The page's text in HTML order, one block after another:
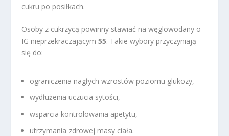
cukru po posiłkach.
Osoby z cukrzycą powinny stawiać na węglowodany o
IG nieprzekraczającym55. Takie wybory przyczyniają
się do:
ograniczenia nagłych wzrostów poziomu glukozy,
wydłużenia uczucia sytości,
wsparcia kontrolowania apetytu,
utrzymania zdrowej masy ciała.